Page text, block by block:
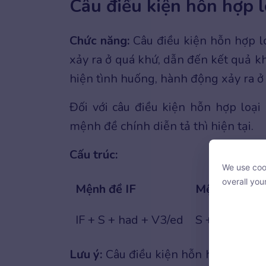
Câu điều kiện hỗn hợp
Chức năng: Câu điều kiện hỗn hợp
xảy ra ở quá khứ, dẫn đến kết quả
hiện tình huống, hành động xảy ra
Đối với câu điều kiện hỗn hợp
mệnh đề chính diễn tả thì hiện tại.
Cấu trúc:
Mệnh đề IF
Mệnh đề
IF + S + had + V3/ed
S + would +
Lưu ý: Câu điều kiện hỗn hợp loại 1
We use
overall
We use
overall